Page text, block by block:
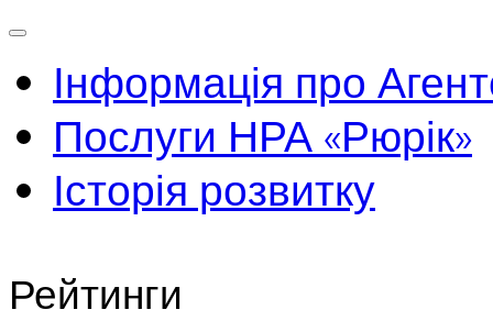
Інформація про
Послуги НРА «Рюрік»
Історія розвитку
Рейтинги